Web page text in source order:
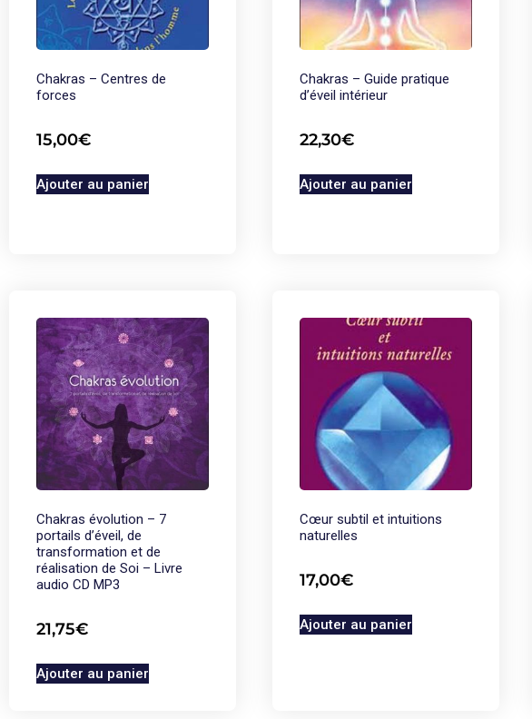
Chakras – Centres de
forces
15,00€
Ajouter au panier
Chakras – Guide pratique
d’éveil intérieur
22,30€
Ajouter au panier
Chakras évolution – 7
portails d’éveil, de
transformation et de
réalisation de Soi – Livre
audio CD MP3
21,75€
Ajouter au panier
Cœur subtil et intuitions
naturelles
17,00€
Ajouter au panier